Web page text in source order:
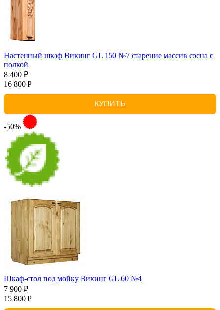
Настенный шкаф Викинг GL 150 №7 старение массив сосна с
полкой
8 400 ₽
16 800 Р
КУПИТЬ
-50%
Шкаф-стол под мойку Викинг GL 60 №4
7 900 ₽
15 800 Р